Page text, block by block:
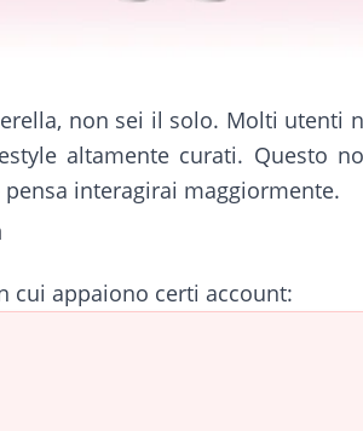
non sei il solo. Molti utenti
altamente curati. Questo
interagirai maggiormente.
cui appaiono certi account: